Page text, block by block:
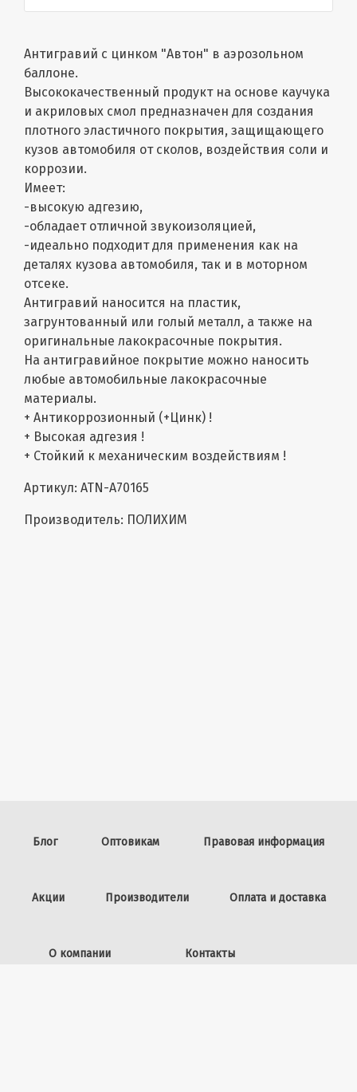
Антигравий с цинком "Автон" в аэрозольном
баллоне.
Высококачественный продукт на основе каучука
и акриловых смол предназначен для создания
плотного эластичного покрытия, защищающего
кузов автомобиля от сколов, воздействия соли и
коррозии.
Имеет:
-высокую адгезию,
-обладает отличной звукоизоляцией,
-идеально подходит для применения как на
деталях кузова автомобиля, так и в моторном
отсеке.
Антигравий наносится на пластик,
загрунтованный или голый металл, а также на
оригинальные лакокрасочные покрытия.
На антигравийное покрытие можно наносить
любые автомобильные лакокрасочные
материалы.
+ Антикоррозионный (+Цинк) !
+ Высокая адгезия !
+ Стойкий к механическим воздействиям !
Артикул: ATN-A70165
Производитель: ПОЛИХИМ
Блог Оптовикам Правовая информация
Акции Производители Оплата и доставка
О компании Контакты